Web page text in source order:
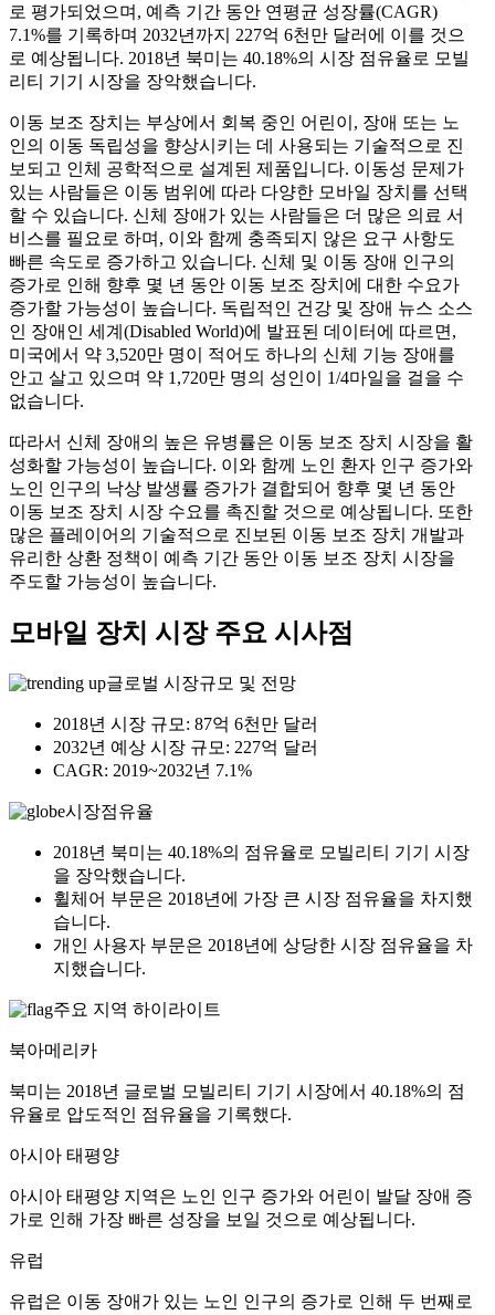
로 평가되었으며, 예측 기간 동안 연평균 성장률(CAGR)
7.1%를 기록하며 2032년까지 227억 6천만 달러에 이를 것으
로 예상됩니다. 2018년 북미는 40.18%의 시장 점유율로 모빌
리티 기기 시장을 장악했습니다.
이동 보조 장치는 부상에서 회복 중인 어린이, 장애 또는 노
인의 이동 독립성을 향상시키는 데 사용되는 기술적으로 진
보되고 인체 공학적으로 설계된 제품입니다. 이동성 문제가
있는 사람들은 이동 범위에 따라 다양한 모바일 장치를 선택
할 수 있습니다. 신체 장애가 있는 사람들은 더 많은 의료 서
비스를 필요로 하며, 이와 함께 충족되지 않은 요구 사항도
빠른 속도로 증가하고 있습니다. 신체 및 이동 장애 인구의
증가로 인해 향후 몇 년 동안 이동 보조 장치에 대한 수요가
증가할 가능성이 높습니다. 독립적인 건강 및 장애 뉴스 소스
인 장애인 세계(Disabled World)에 발표된 데이터에 따르면,
미국에서 약 3,520만 명이 적어도 하나의 신체 기능 장애를
안고 살고 있으며 약 1,720만 명의 성인이 1/4마일을 걸을 수
없습니다.
따라서 신체 장애의 높은 유병률은 이동 보조 장치 시장을 활
성화할 가능성이 높습니다. 이와 함께 노인 환자 인구 증가와
노인 인구의 낙상 발생률 증가가 결합되어 향후 몇 년 동안
이동 보조 장치 시장 수요를 촉진할 것으로 예상됩니다. 또한
많은 플레이어의 기술적으로 진보된 이동 보조 장치 개발과
유리한 상환 정책이 예측 기간 동안 이동 보조 장치 시장을
주도할 가능성이 높습니다.
모바일 장치 시장 주요 시사점
글로벌 시장규모 및 전망
2018년 시장 규모: 87억 6천만 달러
2032년 예상 시장 규모: 227억 달러
CAGR: 2019~2032년 7.1%
시장점유율
2018년 북미는 40.18%의 점유율로 모빌리티 기기 시장
을 장악했습니다.
휠체어 부문은 2018년에 가장 큰 시장 점유율을 차지했
습니다.
개인 사용자 부문은 2018년에 상당한 시장 점유율을 차
지했습니다.
주요 지역 하이라이트
북아메리카
북미는 2018년 글로벌 모빌리티 기기 시장에서 40.18%의 점
유율로 압도적인 점유율을 기록했다.
아시아 태평양
아시아 태평양 지역은 노인 인구 증가와 어린이 발달 장애 증
가로 인해 가장 빠른 성장을 보일 것으로 예상됩니다.
유럽
유럽은 이동 장애가 있는 노인 인구의 증가로 인해 두 번째로